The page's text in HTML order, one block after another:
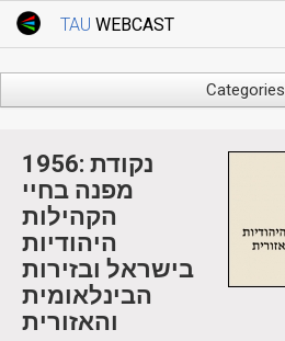
TAU WEBCAST
Webcast: Courses
Live Webcast
TAU General Events
Faculty Events
YouTube Channel
Categories
Business & Management
Computers
Education
Faculty Events
Faculty of Law
History
1956: נקודת
מפנה בחיי
הקהילות
היהודיות
בישראל ובזירות
הבינלאומית
והאזורית